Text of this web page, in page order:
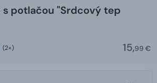
s potlačou "Srdcový tep
(2×) 15,99 €